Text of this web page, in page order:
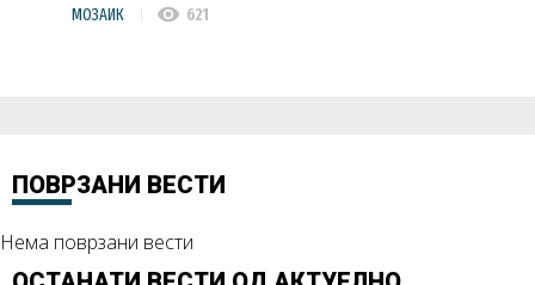
МОЗАИК visibility 621
ПОВРЗАНИ ВЕСТИ
Нема поврзани вести